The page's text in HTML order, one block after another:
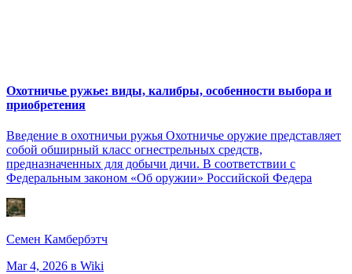
Охотничье ружье: виды, калибры, особенности выбора и
приобретения
Введение в охотничьи ружья Охотничье оружие представляет
собой обширный класс огнестрельных средств,
предназначенных для добычи дичи. В соответствии с
Федеральным законом «Об оружии» Российской Федера
Семен Камбербэтч
Mar 4, 2026 в Wiki